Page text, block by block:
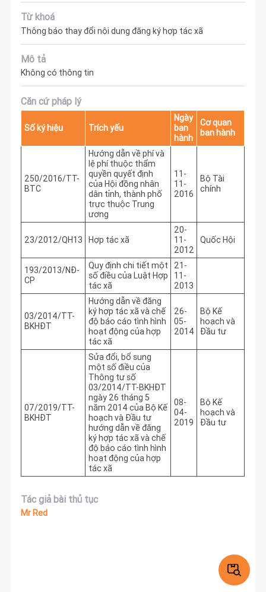
Từ khoá
Thông báo thay đổi nội dung đăng ký hợp tác xã
Mô tả
Không có thông tin
Căn cứ pháp lý
Số ký hiệu Trích yếu
Ngày
ban
hành
Cơ quan
ban hành
250/2016/TT-
BTC
Hướng dẫn về phí và
lệ phí thuộc thẩm
quyền quyết định
của Hội đồng nhân
dân tỉnh, thành phố
trực thuộc Trung
ương
11-
11-
2016
Bộ Tài
chính
23/2012/QH13 Hợp tác xã
20-
11-
2012
Quốc Hội
193/2013/NĐ-
CP
Quy định chi tiết một
số điều của Luật Hợp
tác xã
21-
11-
2013
03/2014/TT-
BKHĐT
Hướng dẫn về đăng
ký hợp tác xã và chế
độ báo cáo tình hình
hoạt động của hợp
tác xã
26-
05-
2014
Bộ Kế
hoạch và
Đầu tư
07/2019/TT-
BKHĐT
Sửa đổi, bổ sung
một số điều của
Thông tư số
03/2014/TT-BKHĐT
ngày 26 tháng 5
năm 2014 của Bộ Kế
hoạch và Đầu tư
hướng dẫn về đăng
ký hợp tác xã và chế
độ báo cáo tình hình
hoạt động của hợp
tác xã
08-
04-
2019
Bộ Kế
hoạch và
Đầu tư
Tác giả bài thủ tục
Mr Red